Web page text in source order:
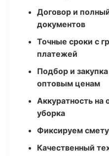
Договор и
документов
Точные сроки с
платежей
Подбор и
оптовым ценам
Аккуратность на
уборка
Фиксируем
Качественный